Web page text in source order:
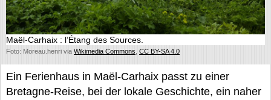
Maël-Carhaix : l’Étang des Sources.
Foto: Moreau.henri via Wikimedia Commons CC BY-SA 4.0
Ein Ferienhaus in Maël-Carhaix passt zu einer
Bretagne-Reise, bei der lokale Geschichte, ein naher